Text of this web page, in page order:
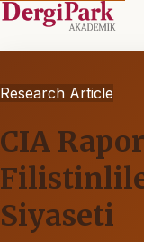
Research Article
CIA
Siyaseti